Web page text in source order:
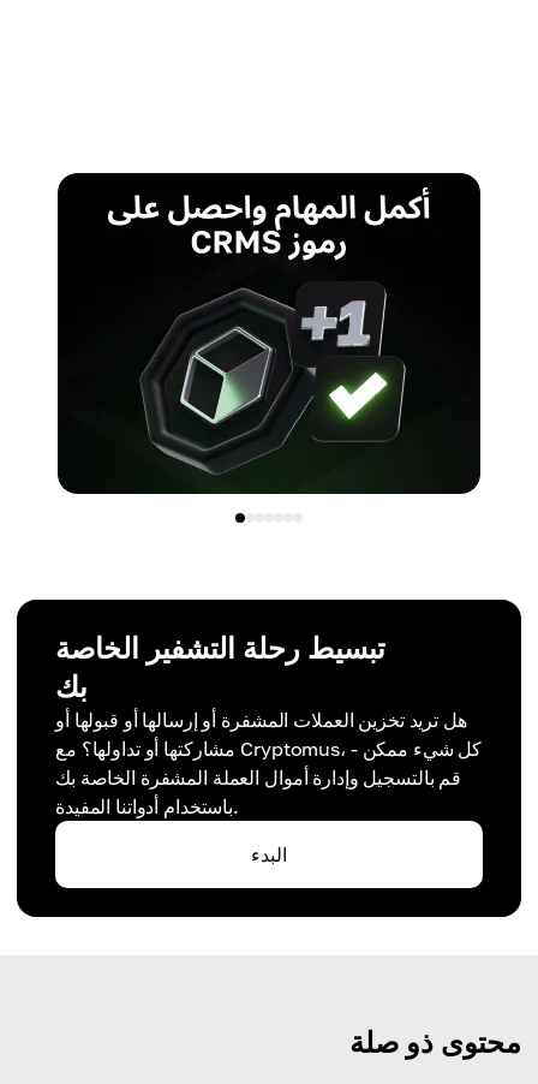
تبسيط رحلة التشفير الخاصة
بك
هل تريد تخزين العملات المشفرة أو إرسالها أو قبولها أو
مشاركتها أو تداولها؟ مع Cryptomus، كل شيء ممكن -
قم بالتسجيل وإدارة أموال العملة المشفرة الخاصة بك
باستخدام أدواتنا المفيدة.
البدء
محتوى ذو صلة